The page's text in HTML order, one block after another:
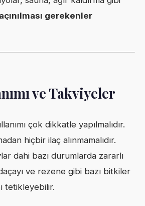
gerekenler
ve Takviyeler
çok dikkatle yapılmalıdır.
hiçbir ilaç alınmamalıdır.
dahi bazı durumlarda zararlı
ve rezene gibi bazı bitkiler
tetikleyebilir.